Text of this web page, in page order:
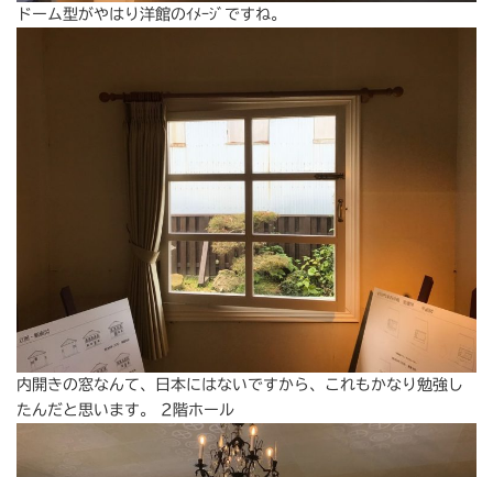
ドーム型がやはり洋館のｲﾒｰｼﾞですね。
内開きの窓なんて、日本にはないですから、これもかなり勉強し
たんだと思います。 2階ホール